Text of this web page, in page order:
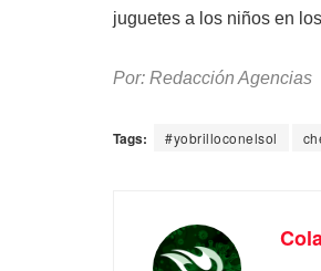
juguetes a los niños en
Por: Redacción Agencias
Tags: #yobrilloconelsol